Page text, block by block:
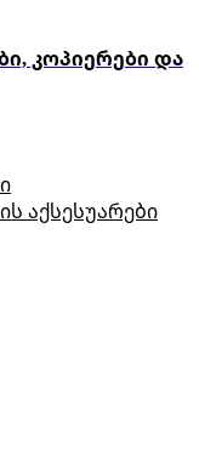
კოპიერები და
აქსესუარები